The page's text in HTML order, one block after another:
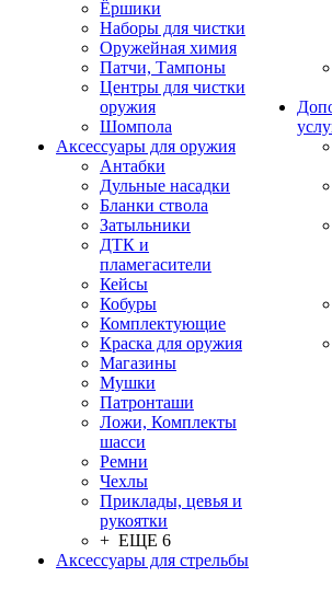
Ёршики
Наборы для чистки
Оружейная химия
Патчи, Тампоны
Центры для чистки
оружия
Шомпола
Аксессуары для оружия
Антабки
Дульные насадки
Бланки ствола
Затыльники
ДТК и
пламегасители
Кейсы
Кобуры
Комплектующие
Краска для оружия
Магазины
Мушки
Патронташи
Ложи, Комплекты
шасси
Ремни
Чехлы
Приклады, цевья и
рукоятки
+ ЕЩЕ 6
Аксессуары для стрельбы